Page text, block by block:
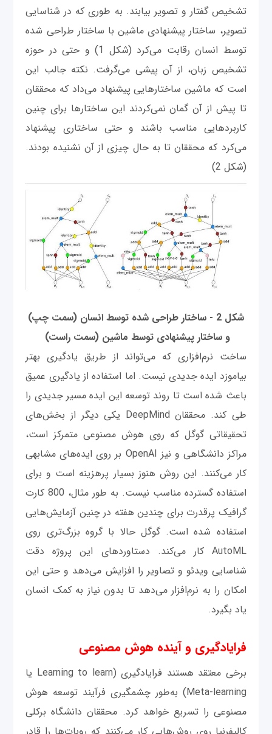
تشخیص گفتار و تصویر بیابند. به طوری که در شناسایی
تصویر، ساختار پیشنهادی ماشین با ساختار طراحی شده
توسط انسان رقابت می‌کرد (شکل 1) و حتی در حوزه
تشخیص زبان، از آن پیشی می‌گرفت. نکته جالب این
است که ماشین ساختارهایی پیشنهاد می‌داد که محققان
تا پیش از آن گمان نمی‌کردند این ساختارها برای چنین
کاربردهایی مناسب باشند و حتی ساختاری پیشنهاد
می‌کرد که محققان تا به حال چیزی از آن نشنیده بودند.
(شکل 2)
شکل 2 - ساختار طراحی شده توسط انسان (سمت چپ)
و ساختار پیشنهادی توسط ماشین (سمت راست)
ساخت نرم‌افزاری که می‌تواند از طریق یادگیری بهتر
بیاموزد ایده جدیدی نیست. اما استفاده از یادگیری عمیق
باعث شده است تا روند توسعه این ایده مسیر جدیدی را
طی کند. محققان DeepMind یکی دیگر از بخش‌های
تحقیقاتی گوگل که روی هوش مصنوعی متمرکز است،
مراکز دانشگاهی و نیز OpenAI‌ بر روی ایده‌های مشابهی
کار می‌کنند. این روش هنوز بسیار پرهزینه است و برای
استفاده گسترده مناسب نیست. به طور مثال، 800 کارت
گرافیک پرقدرت برای چندین هفته در چنین آزمایش‌هایی
استفاده شده است. گوگل حالا با گروه بزرگ‌تری روی
AutoML کار می‌کند. دستاوردهای این پروژه دقت
شناسایی ویدئو و تصاویر را افزایش می‌دهد و حتی این
امکان را به نرم‌افزار می‌دهد تا بدون نیاز به کمک انسان
یاد بگیرد.
فرایادگیری و آینده هوش مصنوعی
برخی معتقد هستند فرایادگیری (Learning to learn یا
Meta-learning) به‌طور چشمگیری فرآیند توسعه هوش
مصنوعی را تسریع خواهد کرد. محققان دانشگاه برکلی